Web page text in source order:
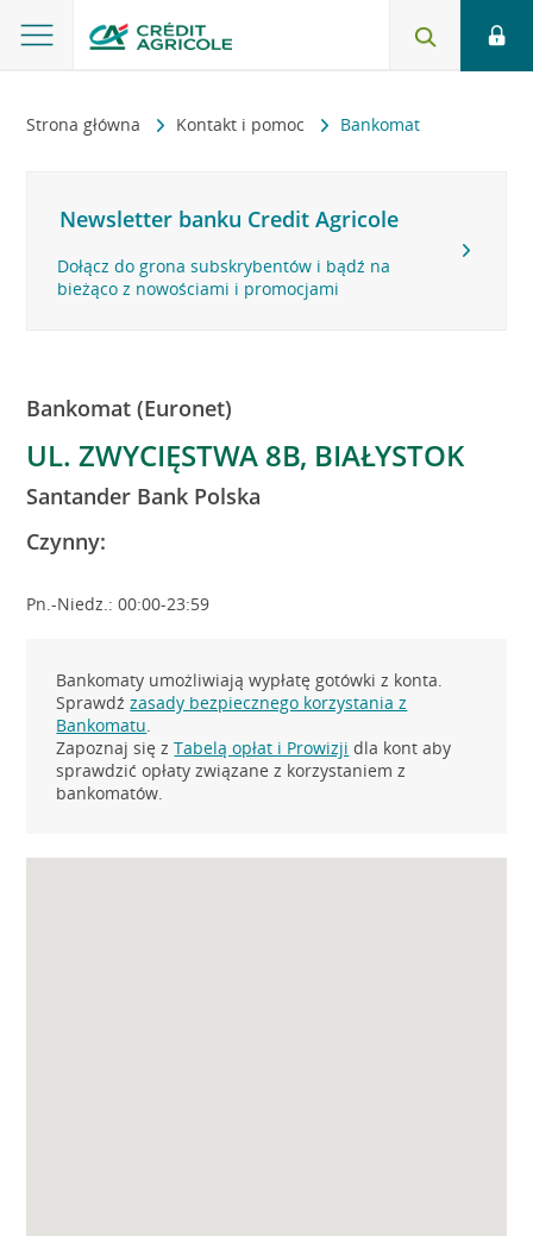
Strona główna Kontakt i pomoc Bankomat
Newsletter banku Credit Agricole
Dołącz do grona subskrybentów i bądź na
bieżąco z nowościami i promocjami
Bankomat (Euronet)
UL. ZWYCIĘSTWA 8B, BIAŁYSTOK
Santander Bank Polska
Czynny:
Pn.-Niedz.: 00:00-23:59
Bankomaty umożliwiają wypłatę gotówki z konta.
Sprawdźzasady bezpiecznego korzystania z
Bankomatu.
Zapoznaj się zTabelą opłat i Prowizji dla kont aby
sprawdzić opłaty związane z korzystaniem z
bankomatów.